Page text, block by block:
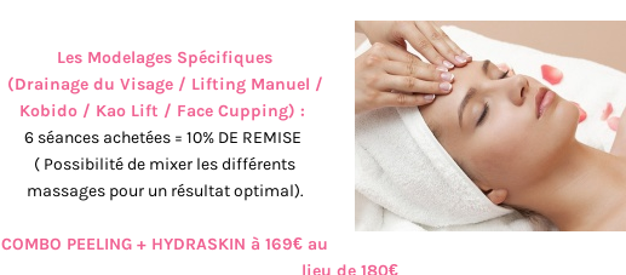
Les Modelages Spécifiques
(Drainage du Visage / Lifting Manuel /
Kobido / Kao Lift / Face Cupping) :
6 séances achetées = 10% DE REMISE
( Possibilité de mixer les différents
massages pour un résultat optimal).
COMBO PEELING + HYDRASKIN à 169€ au
lieu de 180€